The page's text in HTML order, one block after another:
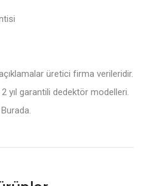
üretici firma verileridir.
yıl garantili dedektör modelleri.